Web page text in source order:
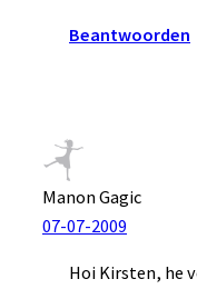
Beantwoorden
Manon Gagic
07-07-2009
Hoi Kirsten, he